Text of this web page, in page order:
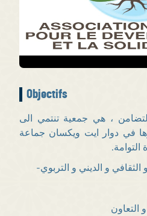
Objectifs
، هي جمعية تنتمي الى
في دوار ايت ويكسان جماعة
الثقافي و الديني و التربوي-
التعاون